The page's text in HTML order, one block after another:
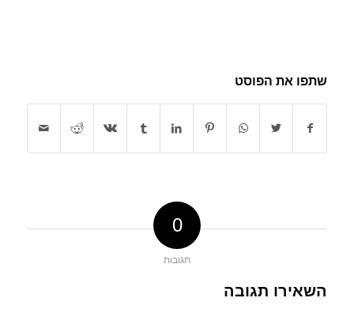
שתפו את הפוסט
0
תגובות
השאירו תגובה